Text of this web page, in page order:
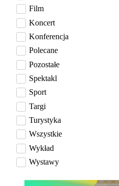
Film
Koncert
Konferencja
Polecane
Pozostałe
Spektakl
Sport
Targi
Turystyka
Wszystkie
Wykład
Wystawy